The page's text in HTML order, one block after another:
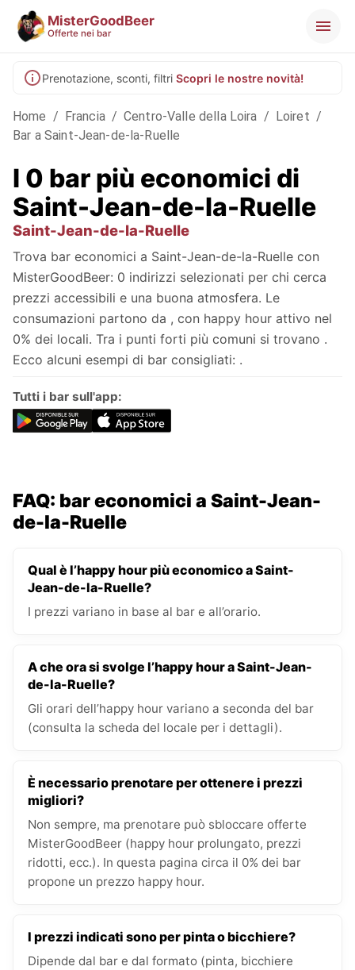
MisterGoodBeer
Offerte nei bar
Prenotazione, sconti, filtri Scopri le nostre novità!
Home / Francia / Centro-Valle della Loira / Loiret /
Bar a Saint-Jean-de-la-Ruelle
I 0 bar più economici di
Saint-Jean-de-la-Ruelle
Saint-Jean-de-la-Ruelle
Trova bar economici a Saint-Jean-de-la-Ruelle con
MisterGoodBeer: 0 indirizzi selezionati per chi cerca
prezzi accessibili e una buona atmosfera. Le
consumazioni partono da , con happy hour attivo nel
0% dei locali. Tra i punti forti più comuni si trovano .
Ecco alcuni esempi di bar consigliati: .
Tutti i bar sull'app:
FAQ: bar economici a Saint-Jean-
de-la-Ruelle
Qual è l’happy hour più economico a Saint-
Jean-de-la-Ruelle?
I prezzi variano in base al bar e all’orario.
A che ora si svolge l’happy hour a Saint-Jean-
de-la-Ruelle?
Gli orari dell’happy hour variano a seconda del bar
(consulta la scheda del locale per i dettagli).
È necessario prenotare per ottenere i prezzi
migliori?
Non sempre, ma prenotare può sbloccare offerte
MisterGoodBeer (happy hour prolungato, prezzi
ridotti, ecc.). In questa pagina circa il 0% dei bar
propone un prezzo happy hour.
I prezzi indicati sono per pinta o bicchiere?
Dipende dal bar e dal formato (pinta, bicchiere